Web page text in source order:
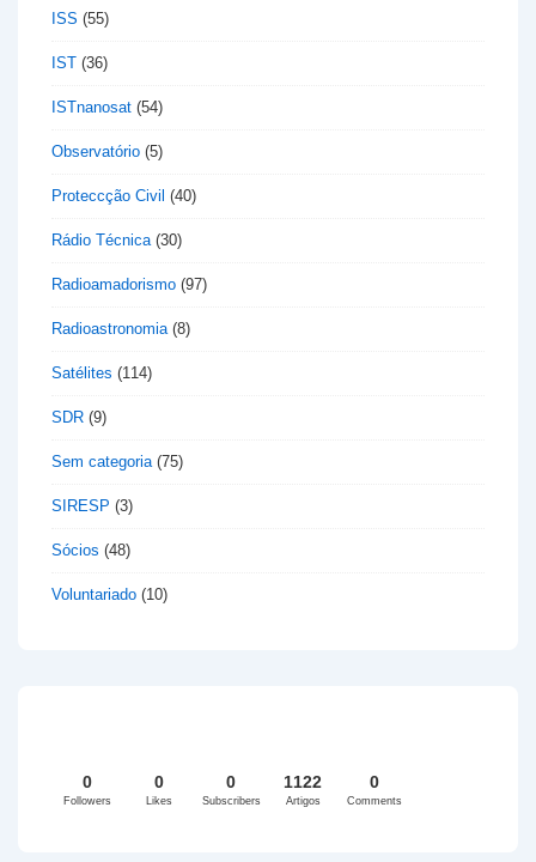
ISS (55)
IST (36)
ISTnanosat (54)
Observatório (5)
Proteccção Civil (40)
Rádio Técnica(30)
Radioamadorismo (97)
Radioastronomia(8)
Satélites (114)
SDR (9)
Sem categoria(75)
SIRESP (3)
Sócios (48)
Voluntariado (10)
0
Followers
0
Likes
0
Subscribers
1122
Artigos
0
Comments